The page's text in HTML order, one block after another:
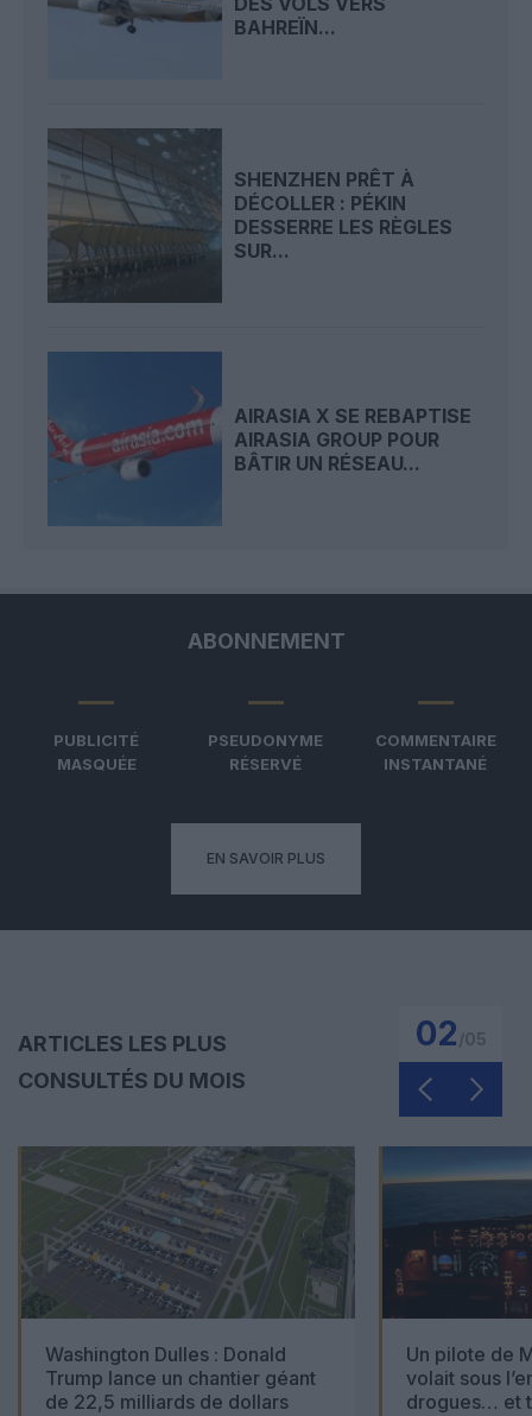
BAHREÏN...
SHENZHEN PRÊT À
DÉCOLLER : PÉKIN
DESSERRE LES RÈGLES
SUR...
AIRASIA X SE REBAPTISE
AIRASIA GROUP POUR
BÂTIR UN RÉSEAU...
ABONNEMENT
PUBLICITÉ
MASQUÉE
PSEUDONYME
RÉSERVÉ
COMMENTAIRE
INSTANTANÉ
EN SAVOIR PLUS
ARTICLES LES PLUS
CONSULTÉS DU MOIS
02
Washington Dulles : Donald
Trump lance un chantier géant
de 22,5 milliards de dollars
Un pilote de
volait sous
drogues… et